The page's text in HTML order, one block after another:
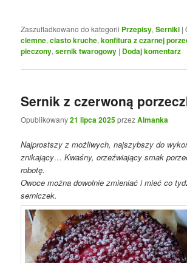
Zaszufladkowano do kategorii Przepisy,Serniki |
ciemne,ciasto kruche,konfitura z czarnej
pieczony,sernik twarogowy | Dodaj komentarz
Sernik z czerwoną
Opublikowany21 lipca 2025przezAlmanka
Najprostszy z możliwych, najszybszy do
znikający… Kwaśny, orzeźwiający smak
robotę.
Owoce można dowolnie zmieniać i mieć co
serniczek.